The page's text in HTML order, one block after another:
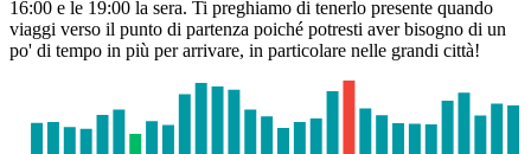
16:00 e le 19:00 la sera. Ti preghiamo di tenerlo presente quando
viaggi verso il punto di partenza poiché potresti aver bisogno di un
po' di tempo in più per arrivare, in particolare nelle grandi città!